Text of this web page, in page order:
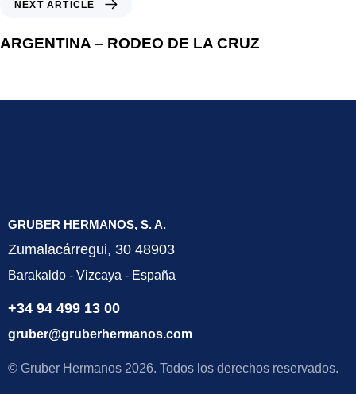
NEXT ARTICLE
ARGENTINA – RODEO DE LA CRUZ
GRUBER HERMANOS, S. A.
Zumalacárregui, 30 48903
Barakaldo - Vizcaya - España
+34 94 499 13 00
gruber@gruberhermanos.com
© Gruber Hermanos 2026. Todos los derechos reservados.